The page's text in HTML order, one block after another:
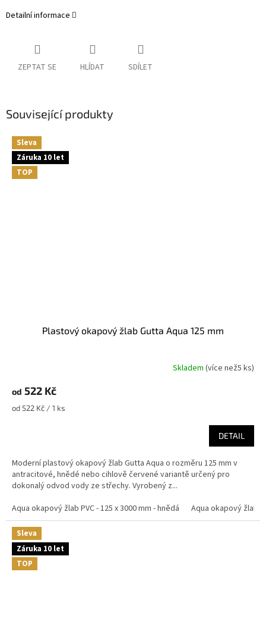
Detailní informace
ZEPTAT SE HLÍDAT SDÍLET
Související produkty
Sleva
Záruka 10 let
TOP
Plastový okapový žlab Gutta Aqua 125 mm
Skladem (více než5 ks)
od 522 Kč
Měrná
od 522 Kč / 1 ks
DETAIL
Moderní plastový okapový žlab Gutta Aqua o rozměru 125 mm v
antracitové, hnědé nebo cihlově červené variantě určený pro
dokonalý odvod vody ze střechy. Vyrobený z...
Aqua okapový žlab PVC - 125 x 3000 mm - hnědá
Aqua okapový žlab
Sleva
Záruka 10 let
TOP